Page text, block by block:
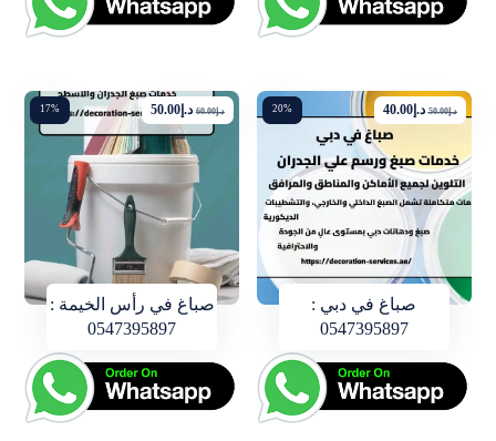
20%
صباغ في دبي :
0547395897
د.إ50.00 د.إ40.00
17%
صباغ في رأس الخيمة :
0547395897
د.إ60.00 د.إ50.00